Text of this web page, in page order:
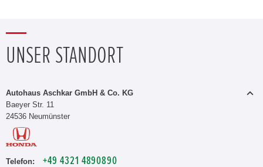
UNSER STANDORT
Autohaus Aschkar GmbH & Co. KG
Baeyer Str. 11
24536 Neumünster
Telefon:
+49 4321 4890890